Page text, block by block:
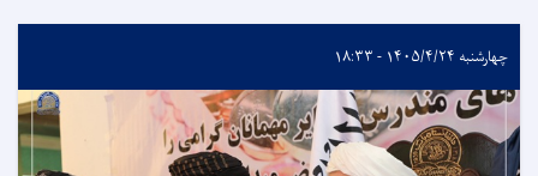
چهارشنبه ۱۴۰۵/۴/۲۴ - ۱۸:۳۳